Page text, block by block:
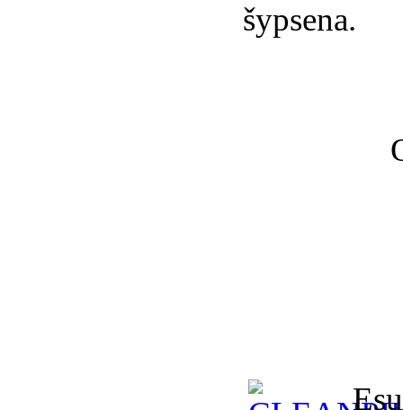
šypsena.